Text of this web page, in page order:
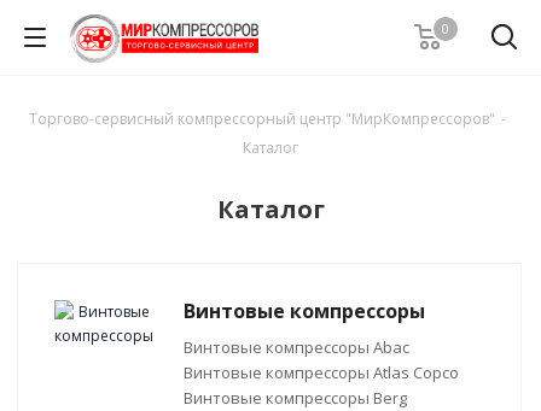
0
Торгово-сервисный компрессорный центр "МирКомпрессоров" -
Каталог
Каталог
Винтовые компрессоры
Винтовые компрессоры Abac
Винтовые компрессоры Atlas Copco
Винтовые компрессоры Berg